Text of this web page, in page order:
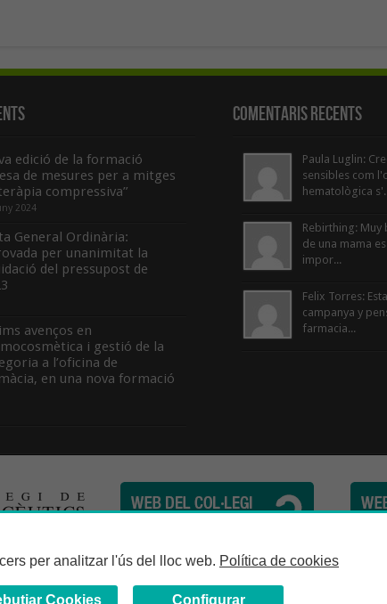
edició de la formació
de mesures per a mitges
compressiva”
2024
General Ordinària:
per unanimitat la
del pressupost de
avenços en
i gestió de la
a l’oficina de
en una nova formació
Comentaris Recents
Paula Luglin:
sensibles com
hematològica
Rebirthing: Muy
de una mama
impor...
Felix Torres:
campanya y
farmacia...
Col·legi de Farmacèutics de la Província de Barcelona | C.
per analitzar l'ús del lloc web. Política de cookies
Cookies Configurar